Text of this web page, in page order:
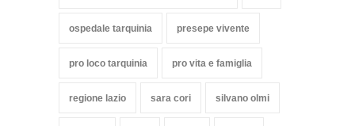
ospedale tarquinia presepe vivente
pro loco tarquinia pro vita e famiglia
regione lazio sara cori silvano olmi